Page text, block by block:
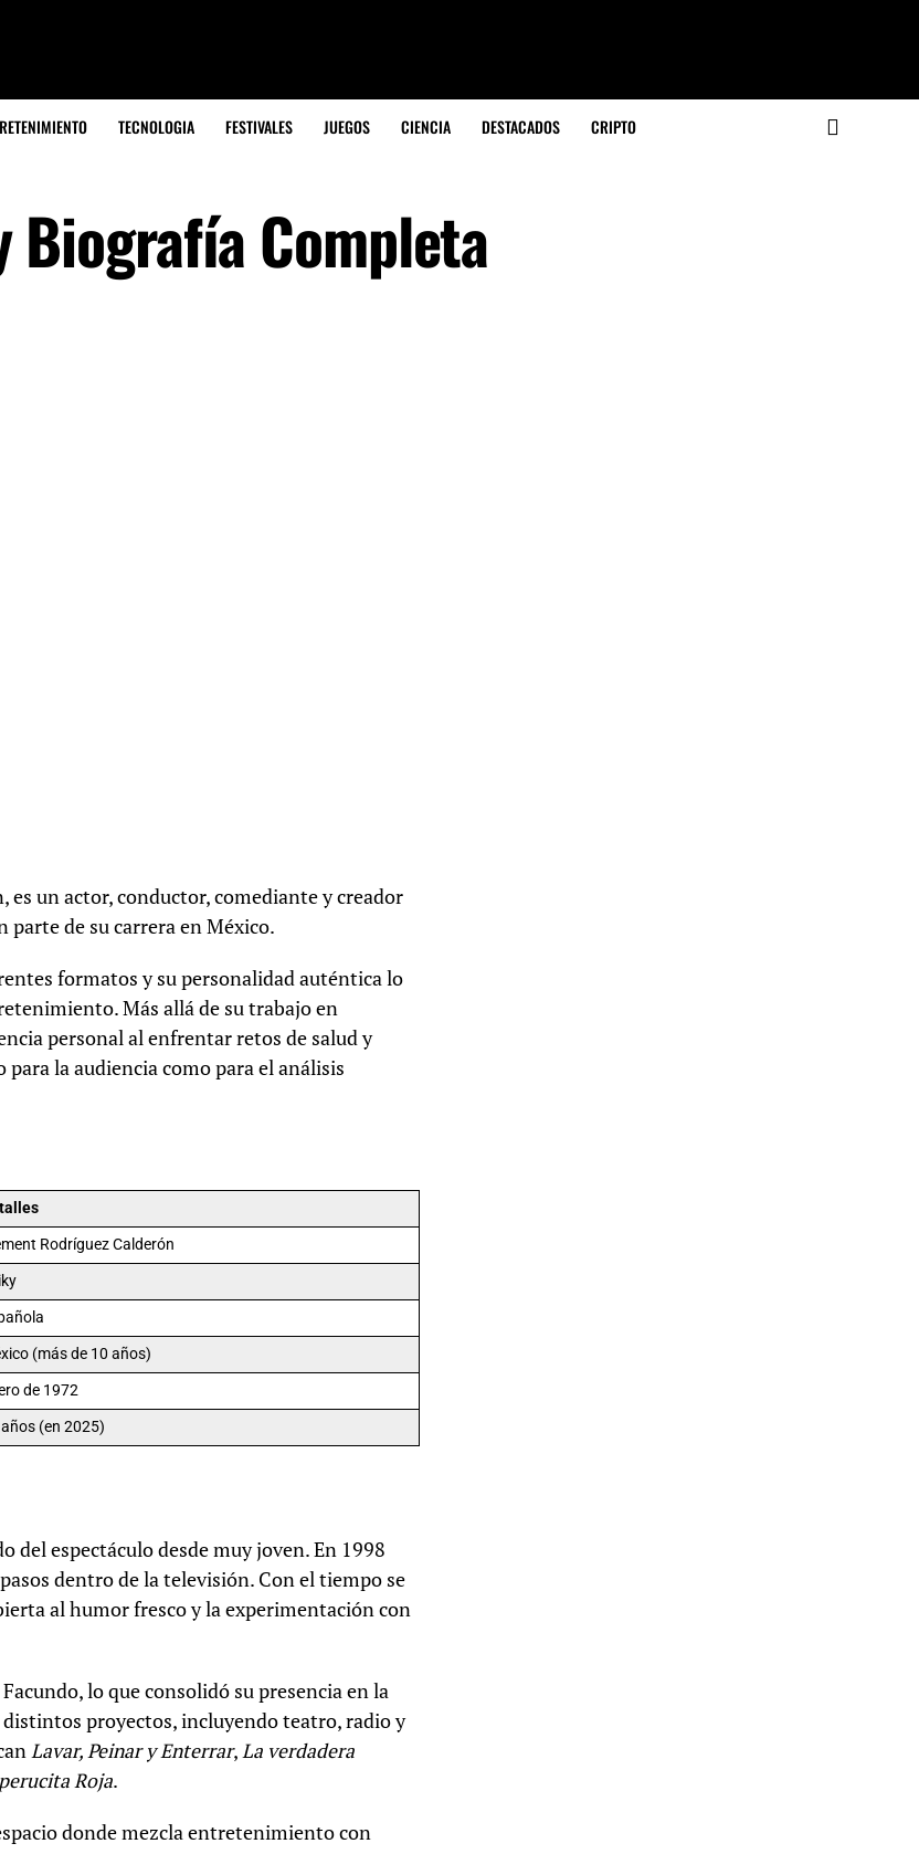
TECNOLOGIA FESTIVALES JUEGOS CIENCIA DESTACADOS CRIPTO
Biografía Completa
es un actor, conductor, comediante y creador
parte de su carrera en México.
formatos y su personalidad auténtica lo
Más allá de su trabajo en
personal al enfrentar retos de salud y
la audiencia como para el análisis
Rodríguez Calderón
(más de 10 años)
de 1972
(en 2025)
del espectáculo desde muy joven. En 1998
dentro de la televisión. Con el tiempo se
al humor fresco y la experimentación con
lo que consolidó su presencia en la
proyectos, incluyendo teatro, radio y
Lavar, Peinar y Enterrar,La verdadera
Roja.
donde mezcla entretenimiento con